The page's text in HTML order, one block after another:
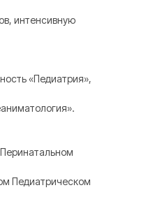
интенсивную
«Педиатрия»,
Педиатрическом